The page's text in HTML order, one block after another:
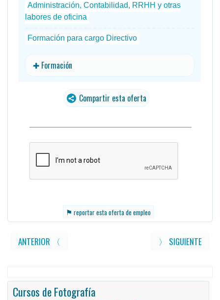
Administración, Contabilidad, RRHH y otras
labores de oficina
Formación para cargo Directivo
✚ Formación
Compartir esta oferta
⚑ reportar esta oferta de empleo
ANTERIOR 〈 〉 SIGUIENTE
Cursos de Fotografía